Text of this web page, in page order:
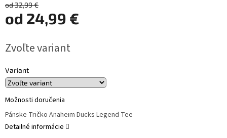
od 32,99 €
od 24,99 €
cena:
Zvoľte variant
Variant
Možnosti doručenia
Pánske Tričko Anaheim Ducks Legend Tee
Detailné informácie